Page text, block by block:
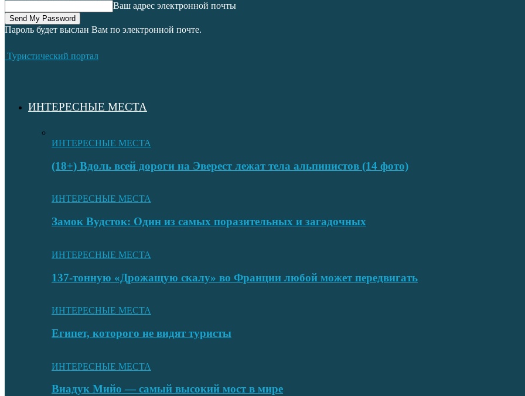
Ваш адрес электронной почты
Пароль будет выслан Вам по электронной почте.
Туристический портал
ИНТЕРЕСНЫЕ МЕСТА
ИНТЕРЕСНЫЕ МЕСТА
(18+) Вдоль всей дороги на Эверест лежат тела альпинистов (14 фото)
ИНТЕРЕСНЫЕ МЕСТА
Замок Вудсток: Один из самых поразительных и загадочных
ИНТЕРЕСНЫЕ МЕСТА
137-тонную «Дрожащую скалу» во Франции любой может передвигать
ИНТЕРЕСНЫЕ МЕСТА
Египет, которого не видят туристы
ИНТЕРЕСНЫЕ МЕСТА
Виадук Мийо — самый высокий мост в мире